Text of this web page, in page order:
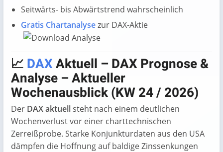
Seitwärts- bis Abwärtstrend wahrscheinlich
Gratis Chartanalysezur DAX-Aktie
📈 DAXAktuell – DAX Prognose &
Analyse –Aktueller
Wochenausblick (KW 24 / 2026)
Der DAX aktuellsteht nach einem deutlichen
Wochenverlust vor einer charttechnischen
Zerreißprobe. Starke Konjunkturdaten aus den USA
dämpfen die Hoffnung auf baldige Zinssenkungen